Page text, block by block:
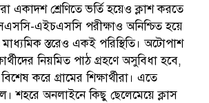
একাদশ শ্রেণিতে ভর্তি হয়েও ক্লাশ করতে
এইচএসসি পরীক্ষাও অনিশ্চিত হয়ে
স্তরেও একই পরিস্থিতি। অটোপাশ
নিয়মিত পাঠ গ্রহণে অসুবিধা হবে,
করে গ্রামের শিক্ষার্থীরা। এতে
শহরে অনলাইনে কিছু ছেলেমেয়ে ক্লাস